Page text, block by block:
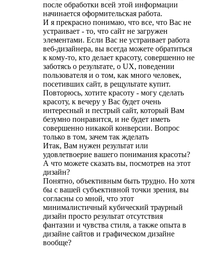
после обработки всей этой информации
начинается оформительская работа.
И я прекрасно понимаю, что все, что Вас не
устраивает - то, что сайт не загружен
элементами. Если Вас не устраивает работа
веб-дизайнера, вы всегда можете обратиться
к кому-то, кто делает красоту, совершенно не
заботясь о результате, о UX, поведении
пользователя и о том, как много человек,
посетивших сайт, в рещультате купит.
Повторюсь, хотите красоту - могу сделать
красоту, к вечеру у Вас будет очень
интересный и пестрый сайт, который Вам
безумно понравится, и не будет иметь
совершенно никакой конверсии. Вопрос
только в том, зачем так жделать
Итак, Вам нужен результат или
удовлетвоерие вашего понимания красоты?
А что можете сказать вы, посмотрев на этот
дизайн?
Понятно, объективным быть трудно. Но хотя
бы с вашей субъективной точки зрения, вы
согласны со мной, что этот
минималистичный кубический траурный
дизайн просто результат отсутствия
фантазии и чувства стиля, а также опыта в
дизайне сайтов и графическом дизайне
вообще?